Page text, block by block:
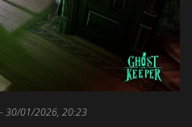
-30/01/2026, 20:23